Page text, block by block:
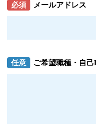
必須 メールアドレス
任意 ご希望職種・自己